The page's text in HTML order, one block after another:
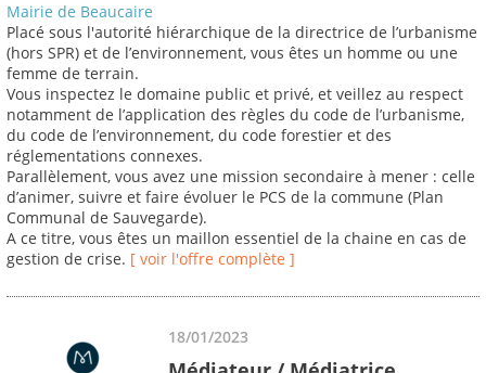
Mairie de Beaucaire
Placé sous l'autorité hiérarchique de la directrice de l’urbanisme
(hors SPR) et de l’environnement, vous êtes un homme ou une
femme de terrain.
Vous inspectez le domaine public et privé, et veillez au respect
notamment de l’application des règles du code de l’urbanisme,
du code de l’environnement, du code forestier et des
réglementations connexes.
Parallèlement, vous avez une mission secondaire à mener : celle
d’animer, suivre et faire évoluer le PCS de la commune (Plan
Communal de Sauvegarde).
A ce titre, vous êtes un maillon essentiel de la chaine en cas de
gestion de crise. [ voir l'offre complète ]
18/01/2023